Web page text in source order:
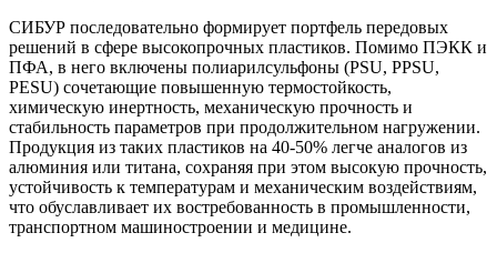
СИБУР последовательно формирует портфель передовых
решений в сфере высокопрочных пластиков. Помимо ПЭКК и
ПФА, в него включены полиарилсульфоны (PSU, PPSU,
PESU) сочетающие повышенную термостойкость,
химическую инертность, механическую прочность и
стабильность параметров при продолжительном нагружении.
Продукция из таких пластиков на 40-50% легче аналогов из
алюминия или титана, сохраняя при этом высокую прочность,
устойчивость к температурам и механическим воздействиям,
что обуславливает их востребованность в промышленности,
транспортном машиностроении и медицине.